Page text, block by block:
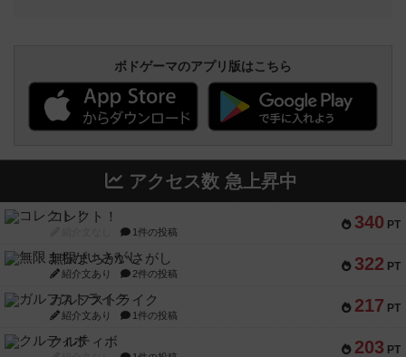
ボドゲーマのアプリ版はこちら
アクセス数 急上昇中
340 PT
コレクト！
1件の投稿
322 PT
無限まちがいさがし
紹介文あり 2件の投稿
217 PT
ガルフストライク
紹介文あり 1件の投稿
203 PT
クルティボ